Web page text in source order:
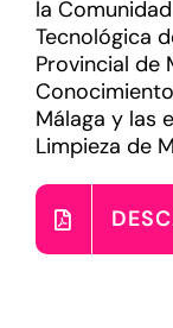
la
Tecnológica
Provincial de
Málaga y las
Limpieza de